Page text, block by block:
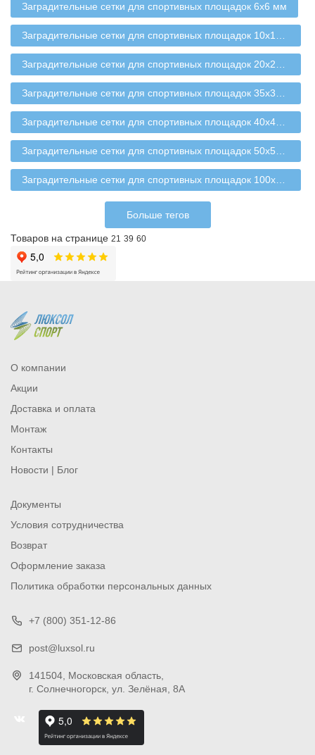
Заградительные сетки для спортивных площадок 6х6 мм
Больше тегов
Товаров на странице 21 39 60
О компании
Акции
Доставка и оплата
Монтаж
Контакты
Новости | Блог
Документы
Условия сотрудничества
Возврат
Оформление заказа
Политика обработки персональных данных
+7 (800) 351-12-86
post@luxsol.ru
141504 , Московская область,
г. Солнечногорск ул. Зелёная, 8А